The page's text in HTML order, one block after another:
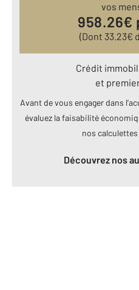
vos
958.26€
(Dont 33.23€
Crédit
et
Avant de vous engager dans
évaluez la faisabilité
nos
Découvrez nos